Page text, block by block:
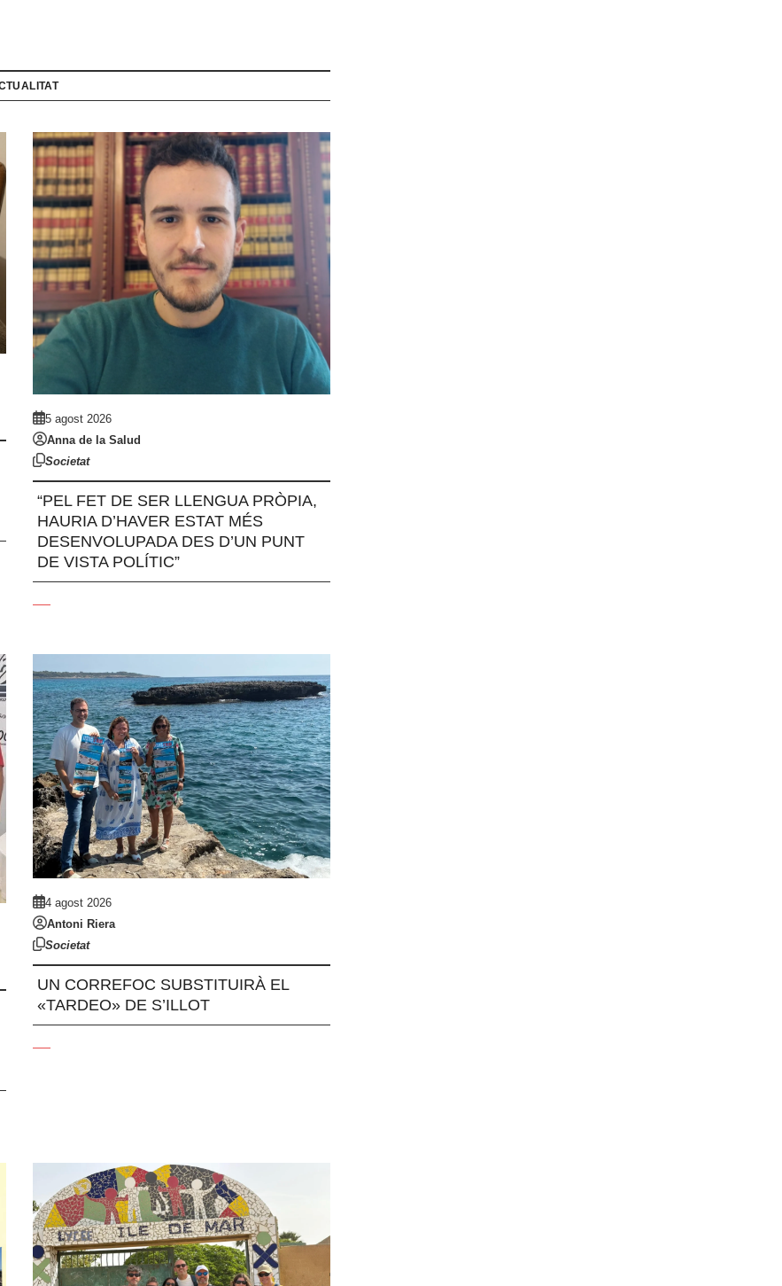
5 agost 2026
Anna de la Salud
Societat
“PEL FET DE SER LLENGUA PRÒPIA,
HAURIA D’HAVER ESTAT MÉS
DESENVOLUPADA DES D’UN PUNT
DE VISTA POLÍTIC”
4 agost 2026
Antoni Riera
Societat
UN CORREFOC SUBSTITUIRÀ EL
«TARDEO» DE S’ILLOT